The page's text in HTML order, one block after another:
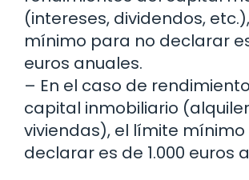
(intereses, dividendos,
mínimo para no declarar
euros anuales.
– En el caso de
capital inmobiliario
viviendas), el límite
declarar es de 1.000 euros